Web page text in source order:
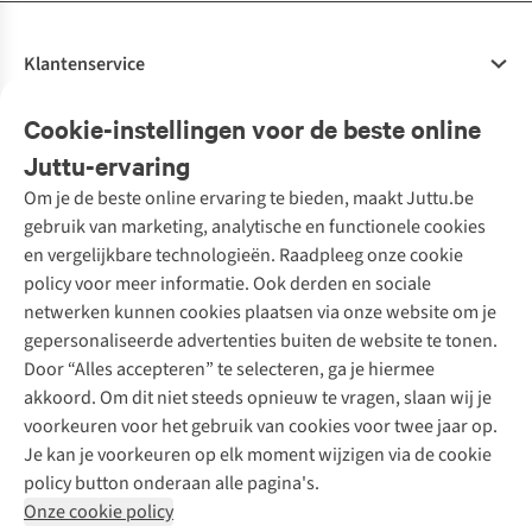
Cookie-instellingen voor de beste online
Juttu-ervaring
Om je de beste online ervaring te bieden, maakt Juttu.be
gebruik van marketing, analytische en functionele cookies
en vergelijkbare technologieën. Raadpleeg onze cookie
policy voor meer informatie. Ook derden en sociale
netwerken kunnen cookies plaatsen via onze website om je
gepersonaliseerde advertenties buiten de website te tonen.
Door “Alles accepteren” te selecteren, ga je hiermee
akkoord. Om dit niet steeds opnieuw te vragen, slaan wij je
voorkeuren voor het gebruik van cookies voor twee jaar op.
Je kan je voorkeuren op elk moment wijzigen via de cookie
policy button onderaan alle pagina's.
Onze cookie policy
Klantenservice
Bestellen
Betalen
10% studentenkorting
Klarna - achteraf betalen
Levering
Retourneren
Bestelling herroepen
Garantie
Contact
Onze diensten
Tweedehands - ReJUsed
Kledingatelier
Personal shopping
Textielbox
Events / workshops
Juttu
Over ons
Juttu Friends
Inspiratie
Werken bij Juttu
Onze winkels
De wereld van Juttu
Verantwoord ondernemen
Toegankelijkheidsverklaring
Merken
Nathalie Vleeschouwer
Selected dames
HKLiving
Dickies
Sessùn
Strom
O My Bag
Revolution
Meld je aan voor de nieuwsbrief
Follow us